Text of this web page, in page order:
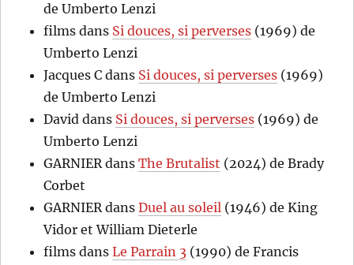
de Umberto Lenzi
films dans Si douces, si perverses (1969) de
Umberto Lenzi
Jacques C dans Si douces, si perverses (1969)
de Umberto Lenzi
David dans Si douces, si perverses (1969) de
Umberto Lenzi
GARNIERdansThe Brutalist (2024) de Brady
Corbet
GARNIERdansDuel au soleil (1946) de King
Vidor et William Dieterle
films dansLe Parrain 3 (1990) de Francis